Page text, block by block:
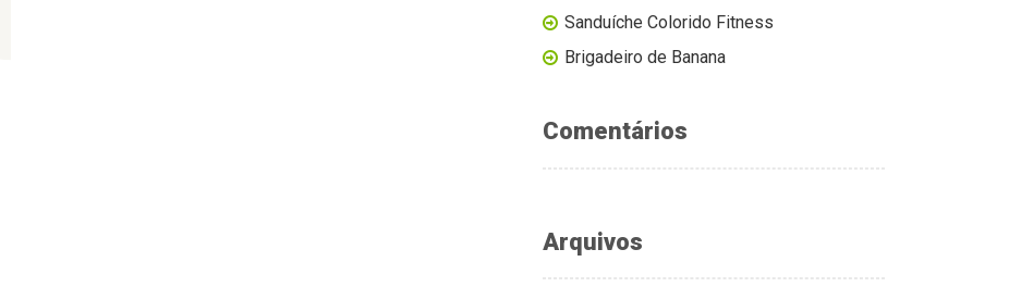
Sanduíche Colorido Fitness
Brigadeiro de Banana
Comentários
Arquivos